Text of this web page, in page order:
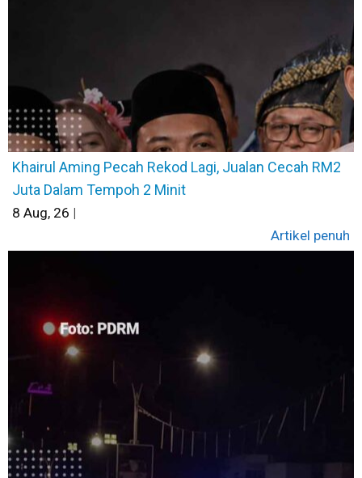
Khairul Aming Pecah Rekod Lagi, Jualan Cecah RM2
Juta Dalam Tempoh 2 Minit
8 Aug, 26 |
Artikel penuh